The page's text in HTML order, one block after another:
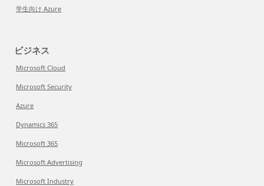
学生向け Azure
ビジネス
Microsoft Cloud
Microsoft Security
Azure
Dynamics 365
Microsoft 365
Microsoft Advertising
Microsoft Industry